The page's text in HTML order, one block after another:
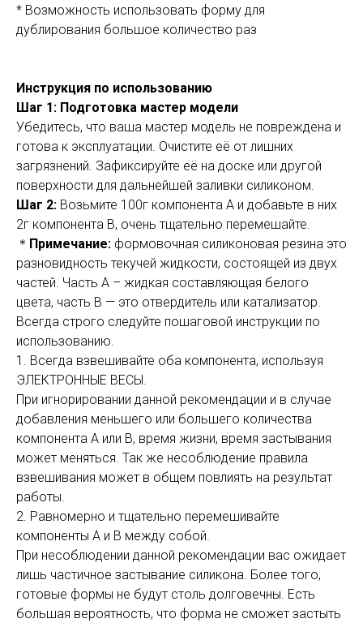
* Возможность использовать форму для
дублирования большое количество раз
Инструкция по использованию
Шаг 1: Подготовка мастер модели
Убедитесь, что ваша мастер модель не повреждена и
готова к эксплуатации. Очистите её от лишних
загрязнений. Зафиксируйте её на доске или другой
поверхности для дальнейшей заливки силиконом.
Шаг 2: Возьмите 100г компонента А и добавьте в них
2г компонента В, очень тщательно перемешайте.
＊ Примечание: формовочная силиконовая резина это
разновидность текучей жидкости, состоящей из двух
частей. Часть А – жидкая составляющая белого
цвета, часть В — это отвердитель или катализатор.
Всегда строго следуйте пошаговой инструкции по
использованию.
1. Всегда взвешивайте оба компонента, используя
ЭЛЕКТРОННЫЕ ВЕСЫ.
При игнорировании данной рекомендации и в случае
добавления меньшего или большего количества
компонента А или В, время жизни, время застывания
может меняться. Так же несоблюдение правила
взвешивания может в общем повлиять на результат
работы.
2. Равномерно и тщательно перемешивайте
компоненты А и В между собой.
При несоблюдении данной рекомендации вас ожидает
лишь частичное застывание силикона. Более того,
готовые формы не будут столь долговечны. Есть
большая вероятность, что форма не сможет застыть